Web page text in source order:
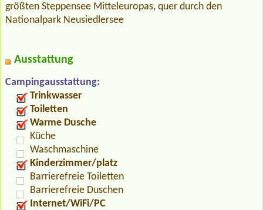
größten Steppensee Mitteleuropas, quer durch den
Nationalpark Neusiedlersee
Ausstattung
Campingausstattung:
Trinkwasser
Toiletten
Warme Dusche
Küche
Waschmaschine
Kinderzimmer/platz
Barrierefreie Toiletten
Barrierefreie Duschen
Internet/WiFi/PC